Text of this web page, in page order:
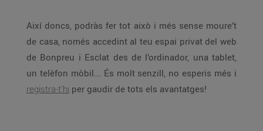
Així doncs, podràs fer tot això i més sense moure’t
de casa, només accedint al teu espai privat del web
de Bonpreu i Esclat des de l’ordinador, una tablet,
un telèfon mòbil... És molt senzill, no esperis més i
registra-t’hi per gaudir de tots els avantatges!